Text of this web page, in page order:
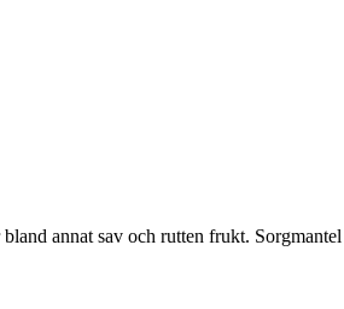
annat sav och rutten frukt.